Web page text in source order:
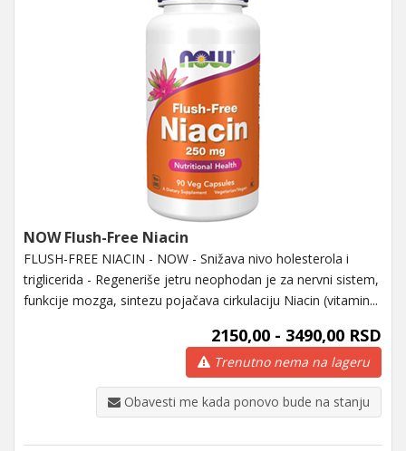
NOW Flush-Free Niacin
FLUSH-FREE NIACIN - NOW - Snižava nivo holesterola i
triglicerida - Regeneriše jetru neophodan je za nervni sistem,
funkcije mozga, sintezu pojačava cirkulaciju Niacin (vitamin...
2150,00 - 3490,00 RSD
Trenutno nema na lageru
Obavesti me kada ponovo bude na stanju